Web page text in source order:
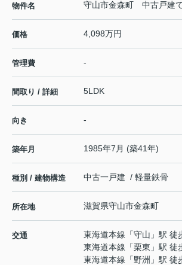
物件名 守山市金森町 中古戸建
価格 4,098万円
管理費 -
間取り / 詳細 5LDK
向き -
築年月 1985年7月 (築41年)
種別 / 建物構造 中古一戸建 / 軽量鉄骨
所在地 滋賀県守山市金森町
交通 東海道本線 「守山 」駅 徒
東海道本線 「栗東 」駅 徒
東海道本線 「野洲 」駅 徒